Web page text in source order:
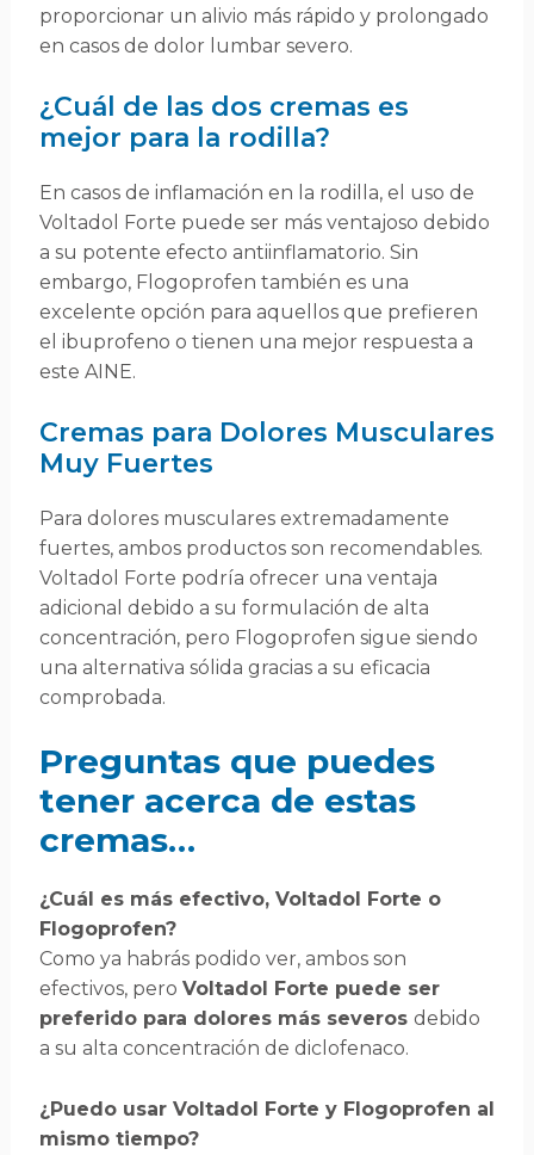
proporcionar un alivio más rápido y prolongado
en casos de dolor lumbar severo.
¿Cuál de las dos cremas es
mejor para la rodilla?
En casos de inflamación en la rodilla, el uso de
Voltadol Forte puede ser más ventajoso debido
a su potente efecto antiinflamatorio. Sin
embargo, Flogoprofen también es una
excelente opción para aquellos que prefieren
el ibuprofeno o tienen una mejor respuesta a
este AINE.
Cremas para Dolores Musculares
Muy Fuertes
Para dolores musculares extremadamente
fuertes, ambos productos son recomendables.
Voltadol Forte podría ofrecer una ventaja
adicional debido a su formulación de alta
concentración, pero Flogoprofen sigue siendo
una alternativa sólida gracias a su eficacia
comprobada.
Preguntas que puedes
tener acerca de estas
cremas…
¿Cuál es más efectivo, Voltadol Forte o
Flogoprofen?
Como ya habrás podido ver, ambos son
efectivos, pero Voltadol Forte puede ser
preferido para dolores más severos debido
a su alta concentración de diclofenaco.
¿Puedo usar Voltadol Forte y Flogoprofen al
mismo tiempo?